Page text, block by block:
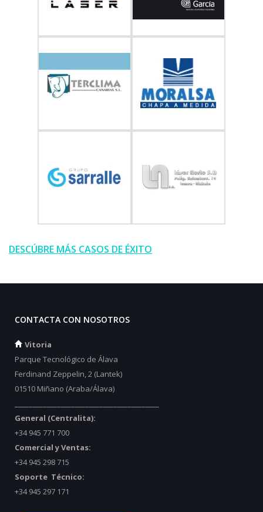
DESCÚBRE MÁS CASOS DE ÉXITO
CONTACTA CON NOSOTROS
Vitoria
Parque Tecnológico de Álava
Ferdinand Zeppelin, 2 (Lantek)
01510 Miñano (Araba/Álava)
General (Centralita):
+34 945 771 700
Comercial y Ventas:
+34 945 298 715
Soporte Técnico:
+34 945 297 171